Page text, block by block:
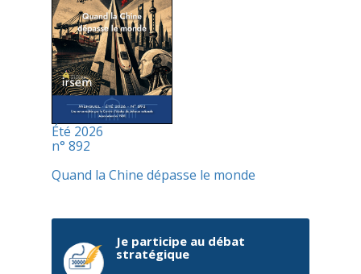
Été 2026
n° 892
Quand la Chine dépasse le monde
Je participe au débat
stratégique